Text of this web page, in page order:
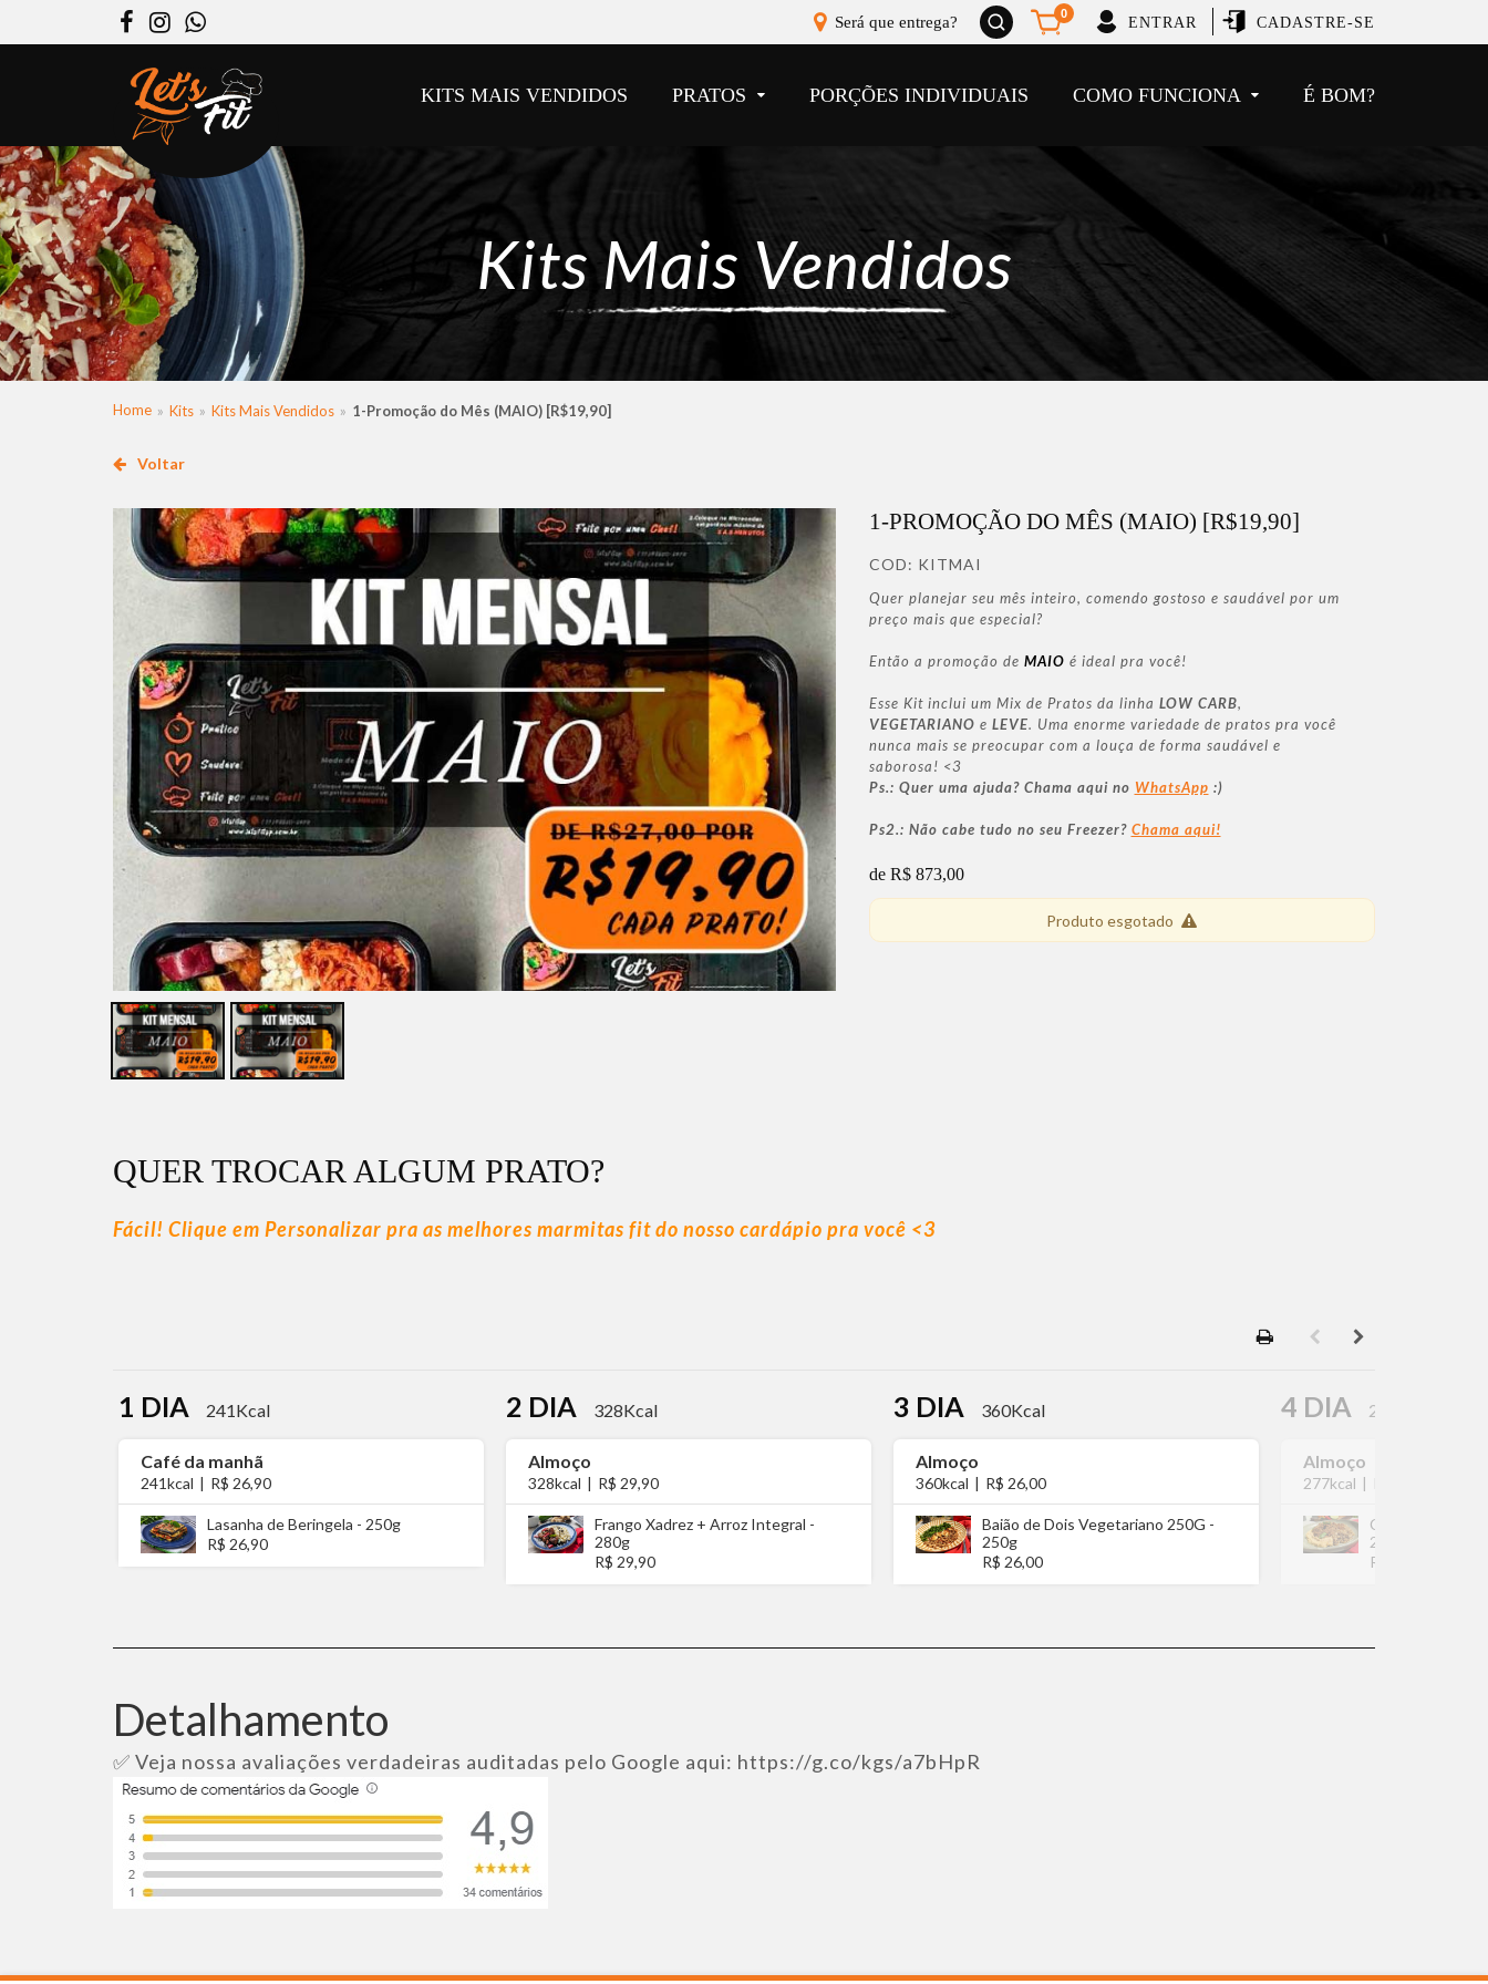
FacebookInstagramWhatsApp Será que entrega?
Abrir
busca
0
ENTRAR CADASTRE-SE
KITS MAIS VENDIDOS PRATOS PORÇÕES INDIVIDUAIS COMO FUNCIONA É BOM?
Kits Mais Vendidos
Home Kits Kits Mais Vendidos 1-Promoção do Mês (MAIO) [R$19,90]
Voltar
1-PROMOÇÃO DO MÊS (MAIO) [R$19,90]
COD: KITMAI
Quer planejar seu mês inteiro, comendo gostoso e saudável por um
preço mais que especial?
Então a promoção de MAIO é ideal pra você!
Esse Kit inclui um Mix de Pratos da linha LOW CARB,
VEGETARIANO e LEVE. Uma enorme variedade de pratos pra você
nunca mais se preocupar com a louça de forma saudável e
saborosa! <3
Ps.: Quer uma ajuda? Chama aqui no WhatsApp :)
Ps2.: Não cabe tudo no seu Freezer? Chama aqui!
de R$ 873,00
Produto esgotado
QUER TROCAR ALGUM PRATO?
Fácil! Clique em Personalizar pra as melhores marmitas fit do nosso cardápio pra você <3
1 DIA 241Kcal
Café da manhã
241kcal | R$ 26,90
Lasanha de Beringela - 250g
R$ 26,90
2 DIA 328Kcal
Almoço
328kcal | R$ 29,90
Frango Xadrez + Arroz Integral -
280g
R$ 29,90
3 DIA 360Kcal
Almoço
360kcal | R$ 26,00
Baião de Dois Vegetariano 250G -
250g
R$ 26,00
4 DIA 277Kcal
Almoço
277kcal |
Carne Desfiada
270G - 270g
R$ 28,90
Detalhamento
✅ Veja nossa avaliações verdadeiras auditadas pelo Google aqui: https://g.co/kgs/a7bHpR